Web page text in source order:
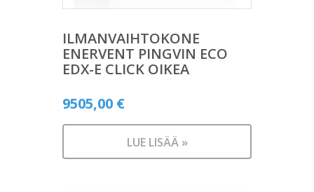
ILMANVAIHTOKONE
ENERVENT PINGVIN ECO
EDX-E CLICK OIKEA
9505,00 €
LUE LISÄÄ »